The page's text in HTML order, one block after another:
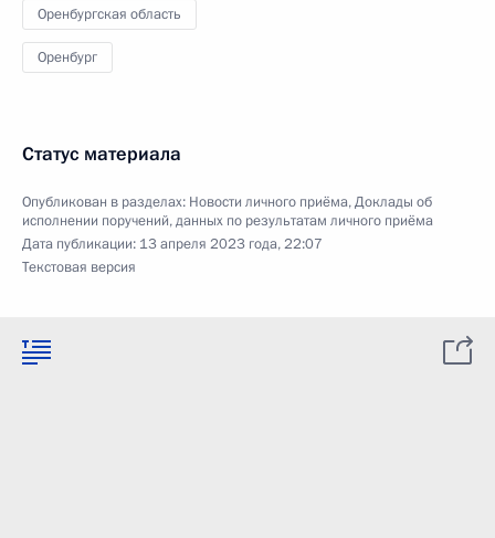
Оренбургская область
Оренбург
Статус материала
Опубликован в разделах: Новости личного приёма,Доклады об
исполнении поручений, данных по результатам личного приёма
Дата публикации: 13 апреля 2023 года, 22:07
Текстовая версия